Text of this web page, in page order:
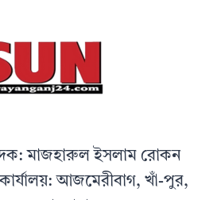
মাজহারুল ইসলাম রোকন
কার্যালয়: আজমেরীবাগ, খাঁ-পুর,